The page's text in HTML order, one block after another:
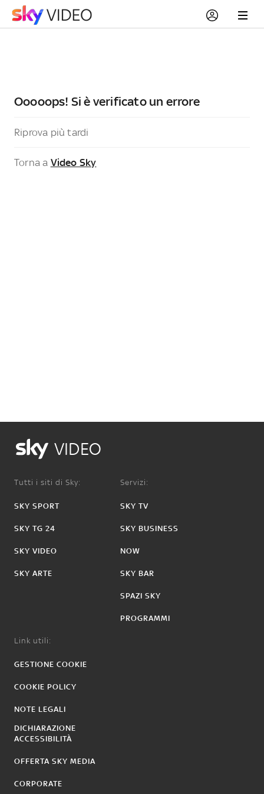
Ooooops! Si è verificato un errore
Riprova più tardi
Torna a Video Sky
VIDEO
Tutti i siti di Sky:
SKY SPORT
SKY TG 24
SKY VIDEO
SKY ARTE
Servizi:
SKY TV
SKY BUSINESS
NOW
SKY BAR
SPAZI SKY
PROGRAMMI
Link utili:
GESTIONE COOKIE
COOKIE POLICY
NOTE LEGALI
DICHIARAZIONE
ACCESSIBILITÀ
OFFERTA SKY MEDIA
CORPORATE